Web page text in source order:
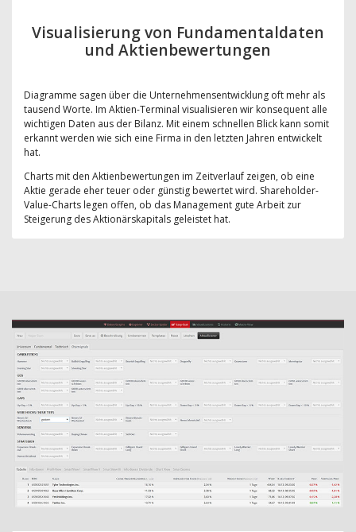
Visualisierung von Fundamentaldaten
und Aktienbewertungen
Diagramme sagen über die Unternehmensentwicklung oft mehr als
tausend Worte. Im Aktien-Terminal visualisieren wir konsequent alle
wichtigen Daten aus der Bilanz. Mit einem schnellen Blick kann somit
erkannt werden wie sich eine Firma in den letzten Jahren entwickelt
hat.
Charts mit den Aktienbewertungen im Zeitverlauf zeigen, ob eine
Aktie gerade eher teuer oder günstig bewertet wird. Shareholder-
Value-Charts legen offen, ob das Management gute Arbeit zur
Steigerung des Aktionärskapitals geleistet hat.